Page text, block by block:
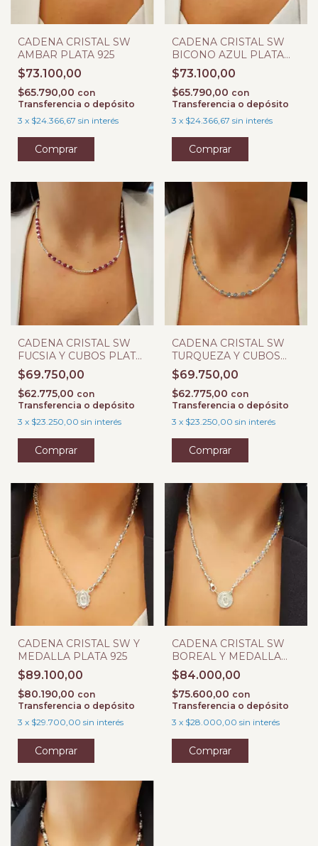
CADENA CRISTAL SW
AMBAR PLATA 925
$73.100,00
$65.790,00 con
Transferencia o depósito
3 x $24.366,67 sin interés
CADENA CRISTAL SW
BICONO AZUL PLATA
925
$73.100,00
$65.790,00 con
Transferencia o depósito
3 x $24.366,67 sin interés
CADENA CRISTAL SW
FUCSIA Y CUBOS PLATA
925
$69.750,00
$62.775,00 con
Transferencia o depósito
3 x $23.250,00 sin interés
CADENA CRISTAL SW
TURQUEZA Y CUBOS
PLATA 925
$69.750,00
$62.775,00 con
Transferencia o depósito
3 x $23.250,00 sin interés
CADENA CRISTAL SW Y
MEDALLA PLATA 925
$89.100,00
$80.190,00 con
Transferencia o depósito
3 x $29.700,00 sin interés
Comprar
CADENA CRISTAL SW
BOREAL Y MEDALLA
PLATA 925
$84.000,00
$75.600,00 con
Transferencia o depósito
3 x $28.000,00 sin interés
Comprar